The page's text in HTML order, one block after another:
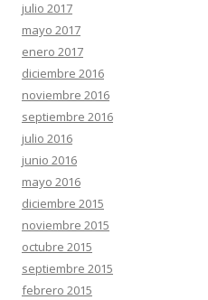
julio 2017
mayo 2017
enero 2017
diciembre 2016
noviembre 2016
septiembre 2016
julio 2016
junio 2016
mayo 2016
diciembre 2015
noviembre 2015
octubre 2015
septiembre 2015
febrero 2015